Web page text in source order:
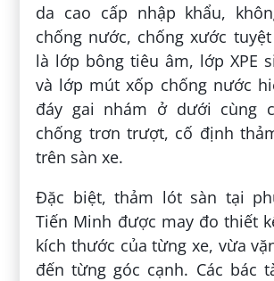
da cao cấp nhập khẩu,
chống nước, chống xước
là lớp bông tiêu âm, lớp XPE
và lớp mút xốp chống nước
đáy gai nhám ở dưới cùng
chống trơn trượt, cố định
trên sàn xe.
Đặc biệt, thảm lót sàn tại
Tiến Minh được may đo thiết
kích thước của từng xe, vừa
đến từng góc cạnh. Các bác